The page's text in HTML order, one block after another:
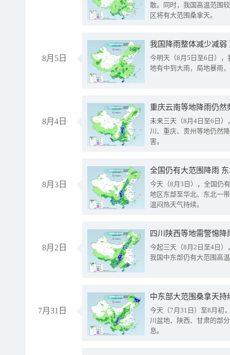
散。同时，我国高温范围
区将有大范围桑拿天。
8月5日
我国降雨整体减少减弱
今明天（8月5日至6日）
地有中到大雨，局地暴雨
8月4日
重庆云南等地降雨仍然
未来三天（8月4日至6日
川、重庆、贵州等地仍然
害。
8月3日
全国仍有大范围降雨
今天（8月3日），全国仍
地区东部至华北、东北一
温闷热天气持续。
8月2日
今起三天（8月2日至4日
我国中东部仍有大范围高
7月31日
中东部大范围桑拿天
今天（7月31日）至8月初
川盆地、陕西、甘肃的部
息。